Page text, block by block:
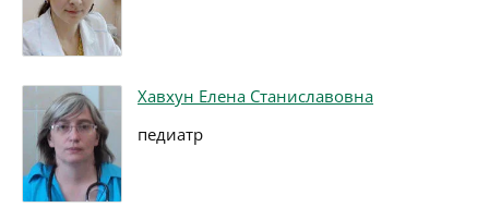
Хавхун Елена Станиславовна
педиатр